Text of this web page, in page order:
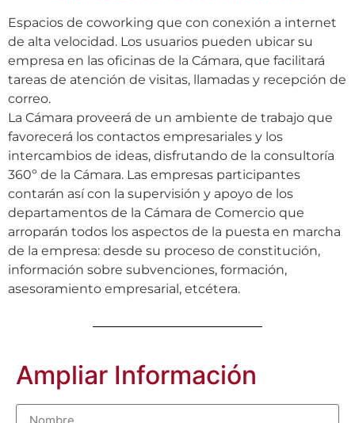
Espacios de coworking que con conexión a internet
de alta velocidad. Los usuarios pueden ubicar su
empresa en las oficinas de la Cámara, que facilitará
tareas de atención de visitas, llamadas y recepción de
correo.
La Cámara proveerá de un ambiente de trabajo que
favorecerá los contactos empresariales y los
intercambios de ideas, disfrutando de la consultoría
360º de la Cámara. Las empresas participantes
contarán así con la supervisión y apoyo de los
departamentos de la Cámara de Comercio que
arroparán todos los aspectos de la puesta en marcha
de la empresa: desde su proceso de constitución,
información sobre subvenciones, formación,
asesoramiento empresarial, etcétera.
Ampliar Información